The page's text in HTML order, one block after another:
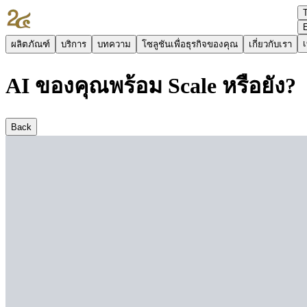
ผลิตภัณฑ์ บริการ บทความ โซลูชันเพื่อธุรกิจของคุณ เกี่ยวกับเรา
AI ของคุณพร้อม Scale หรือยัง?
Back